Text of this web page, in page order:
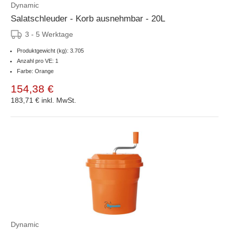
Dynamic
Salatschleuder - Korb ausnehmbar - 20L
3 - 5 Werktage
Produktgewicht (kg): 3.705
Anzahl pro VE: 1
Farbe: Orange
154,38 €
183,71 € inkl. MwSt.
Dynamic